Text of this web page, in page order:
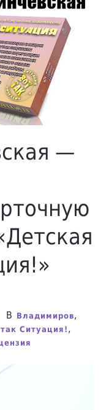
—
В Владимиров,
Ситуация!,